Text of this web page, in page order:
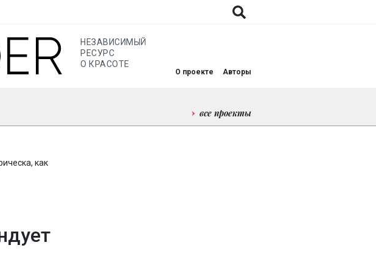
НЕЗАВИСИМЫЙ
РЕСУРС
О КРАСОТЕ
О проекте Авторы
все проекты
как